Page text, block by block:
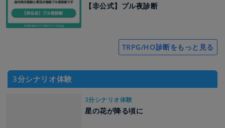
【非公式】プル夜診断
TRPG/HO診断をもっと見る
3分シナリオ体験
3分シナリオ体験
星の花が降る頃に